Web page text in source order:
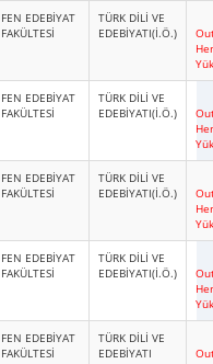
FEN EDEBİYAT
FAKÜLTESİ
TÜRK DİLİ VE
EDEBİYATI(İ.Ö.)
FEN EDEBİYAT
FAKÜLTESİ
TÜRK DİLİ VE
EDEBİYATI(İ.Ö.)
FEN EDEBİYAT
FAKÜLTESİ
TÜRK DİLİ VE
EDEBİYATI(İ.Ö.)
FEN EDEBİYAT
FAKÜLTESİ
TÜRK DİLİ VE
EDEBİYATI(İ.Ö.)
FEN EDEBİYAT
FAKÜLTESİ
TÜRK DİLİ VE
EDEBİYATI